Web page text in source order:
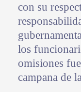
con su
los
omisiones
campana de